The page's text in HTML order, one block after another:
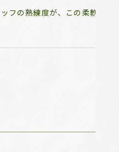
フの熟練度が、この柔軟性を支